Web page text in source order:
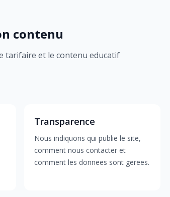
contenu
tarifaire et le contenu educatif
Transparence
Nous indiquons qui publie le site,
comment nous contacter et
comment les donnees sont gerees.